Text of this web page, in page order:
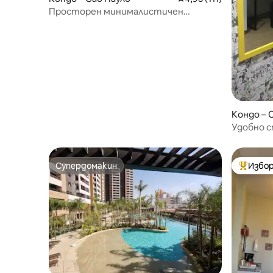
Просторен минималистичен
Кондо –
Удобно
Супердомакин
Супердомакин Най-